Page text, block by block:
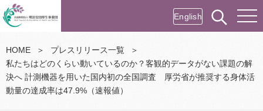
English
HOME ＞ プレスリリース一覧
＞
私たちはどのくらい動いているのか？客観的データがない課題の解
決へ 計測機器を用いた国内初の全国調査 厚労省が推奨する身体活
動量の達成率は47.9%（速報値）